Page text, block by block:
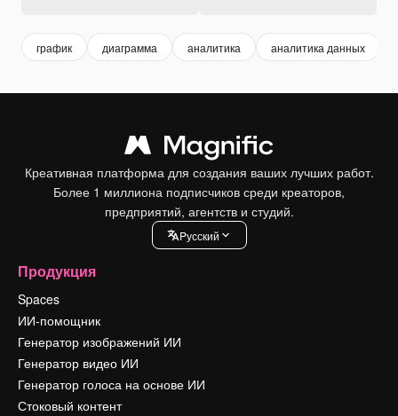
график диаграмма аналитика аналитика данных
Креативная платформа для создания ваших лучших работ.
Более 1 миллиона подписчиков среди креаторов,
предприятий, агентств и студий.
Pусский
Продукция
Spaces
ИИ-помощник
Генератор изображений ИИ
Генератор видео ИИ
Генератор голоса на основе ИИ
Стоковый контент